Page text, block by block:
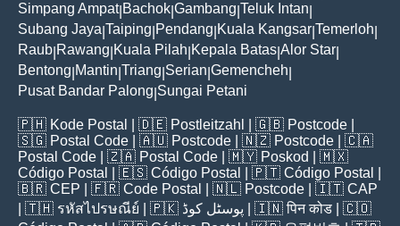
Simpang Ampat| Bachok Gambang Teluk Intan
Subang Jaya Taiping Pendang Kuala Kangsar Temerloh
Raub Rawang Kuala Pilah Kepala Batas Alor Star
Bentong Mantin Triang Serian Gemencheh
Pusat Bandar Palong Sungai Petani
🇵🇭 Kode Postal | 🇩🇪 Postleitzahl | 🇬🇧 Postcode
🇸🇬 Postal Code | 🇦🇺 Postcode | 🇳🇿 Postcode | 🇨🇦
Postal Code | 🇿🇦 Postal Code | 🇲🇾 Poskod
| 🇲🇽
Código Postal
| 🇪🇸 Código Postal | 🇵🇹 Código Postal
🇧🇷 CEP | 🇫🇷 Code Postal | 🇳🇱 Postcode | 🇮🇹 CAP
| 🇹🇭 รหัสไปรษณีย์ | 🇵🇰 پوسٹل کوڈ | 🇮🇳पिन कोड | 🇨🇴